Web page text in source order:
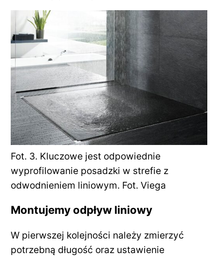
Fot. 3. Kluczowe jest odpowiednie
wyprofilowanie posadzki w strefie z
odwodnieniem liniowym. Fot. Viega
Montujemy odpływ liniowy
W pierwszej kolejności należy zmierzyć
potrzebną długość oraz ustawienie